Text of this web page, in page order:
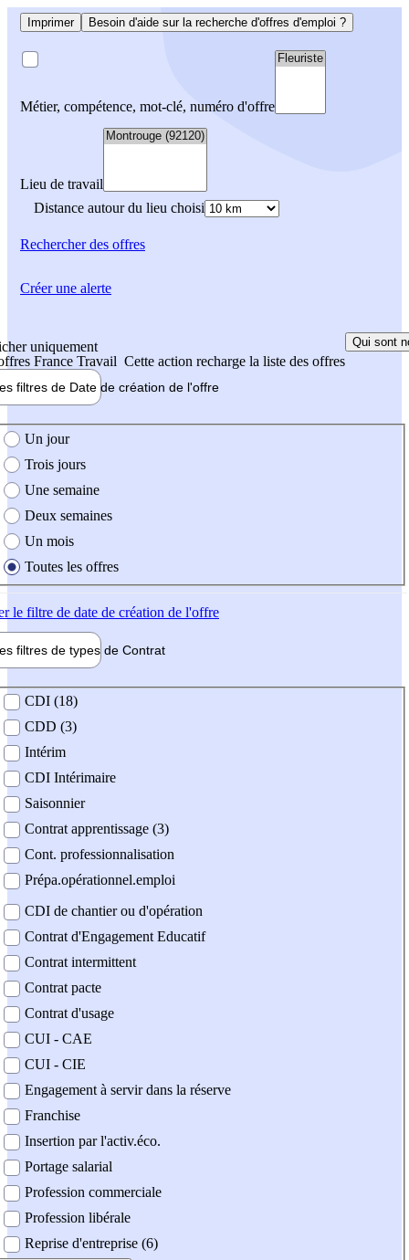
Imprimer Besoin d'aide sur la recherche d'offres d'emploi ?
Métier, compétence, mot-clé, numéro d'offre
Lieu de travail
Distance autour du lieu choisi
Rechercherdes offres
uniquement
France Travail Cette action recharge la liste des offres
Qui sont
filtres de Date de création de l'offre
création de l'offre
Un jour
Trois jours
Une semaine
Deux semaines
Un mois
Toutes les offres
le filtre de date de création de l'offre
filtres de types de Contrat
contrat
CDI (18)
CDD (3)
Intérim
CDI Intérimaire
Saisonnier
Contrat apprentissage (3)
Cont. professionnalisation
Prépa.opérationnel.emploi
CDI de chantier ou d'opération
Contrat d'Engagement Educatif
Contrat intermittent
Contrat pacte
Contrat d'usage
CUI - CAE
CUI - CIE
Engagement à servir dans la réserve
Franchise
Insertion par l'activ.éco.
Portage salarial
Profession commerciale
Profession libérale
Reprise d'entreprise (6)
Créer une alerte